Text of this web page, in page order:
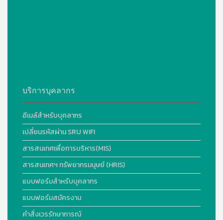
บริการบุคลากร
อีเมล์สำหรับบุคลากร
เปลี่ยนรหัสผ่าน SRU WIFI
สารสนเทศเพื่อการบริหาร(MIS)
สารสนเทศฯ ทรัพยากรมนุษย์ (HRIS)
แบบฟอร์มสำหรับบุคลากร
แบบฟอร์มสมัครงาน
คำสั่งเวรรักษาการณ์